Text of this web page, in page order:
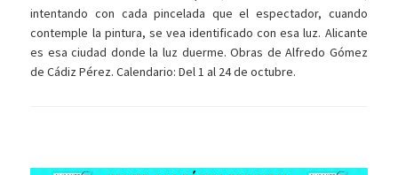
intentando con cada pincelada que el espectador, cuando
contemple la pintura, se vea identificado con esa luz. Alicante
es esa ciudad donde la luz duerme. Obras de Alfredo Gómez
de Cádiz Pérez. Calendario: Del 1 al 24 de octubre.